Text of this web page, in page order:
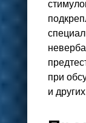
при
и